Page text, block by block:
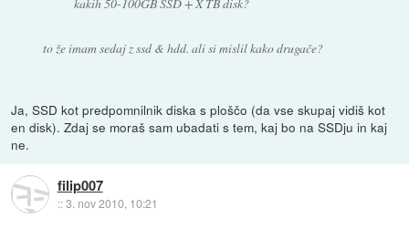
to že imam sedaj z ssd & hdd. ali si mislil kako drugače?
Ja, SSD kot predpomnilnik diska s ploščo (da vse skupaj vidiš kot
en disk). Zdaj se moraš sam ubadati s tem, kaj bo na SSDju in kaj
ne.
filip007
::3. nov 2010, 10:21